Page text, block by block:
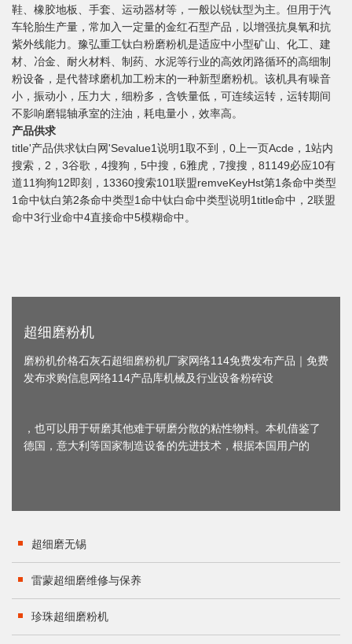
鞋、橡胶地板、手套、运动器材等，一般以锐钛型为主。但用于汽
车轮胎生产量，常加入一定量的金红石型产品，以增强抗臭氧和抗
紫外线能力。豫弘重工钛白粉磨粉机是适应中小型矿山、化工、建
材、冶金、耐火材料、制药、水泥等行业的高效闭路循环的高细制
粉设备，是代替球磨机加工粉末的一种新型磨粉机。该机具有噪音
小，振动小，压力大，细粉多，含铁量低，可连续运转，运转期间
不影响磨辊轴承室的注油，耗电量小，效率高。
产品供求
title'产品供求钛白网'Sevalue1说明1取不到，0上一页Acde，1站内
搜索，2，3谷歌，4搜狗，5中搜，6雅虎，7搜搜，81149必应10有
道11狗狗12即刻，13360搜索101联盟remveKeyHst第1条命中类型
1命中钛白第2条命中类型1命中钛白命中类型说明1title命中，2联盟
命中3行业命中4直接命中5模糊命中。
超细磨粉机
磨粉机价格石灰石超细磨粉机厂家网络114免费发布产品｜免费
发布求购信息网络114产品库机械及行业设备粉碎设
，也可以用于研磨其他难于研磨分散的粘性物料。本机借鉴了
德国，意大利等国家制造设备的先进技术，根据本国用户的
超细磨无锡
雷蒙超细磨维修与保养
珍珠超细磨粉机